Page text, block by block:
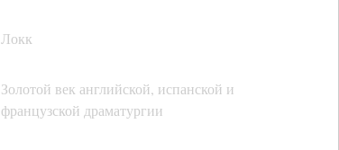
Локк
Золотой век английской, испанской и
французской драматургии